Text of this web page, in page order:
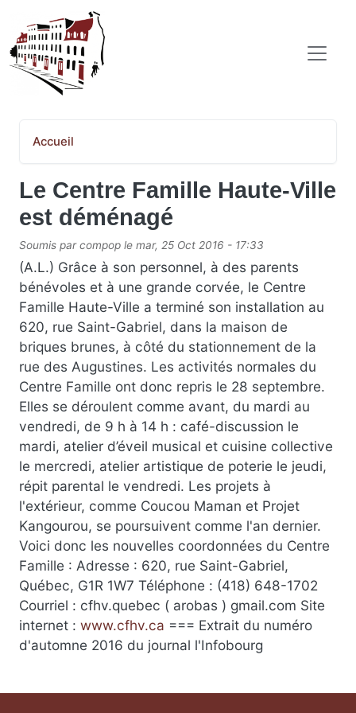
Aller au contenu principal
COMITÉ POPULAIRE SAINT-JEAN-BAPTISTE
Accueil
Le Centre Famille Haute-Ville
est déménagé
Soumis parcompop le mar, 25 Oct 2016 - 17:33
(A.L.) Grâce à son personnel, à des parents
bénévoles et à une grande corvée, le Centre
Famille Haute-Ville a terminé son installation au
620, rue Saint-Gabriel, dans la maison de
briques brunes, à côté du stationnement de la
rue des Augustines. Les activités normales du
Centre Famille ont donc repris le 28 septembre.
Elles se déroulent comme avant, du mardi au
vendredi, de 9 h à 14 h : café-discussion le
mardi, atelier d’éveil musical et cuisine collective
le mercredi, atelier artistique de poterie le jeudi,
répit parental le vendredi. Les projets à
l'extérieur, comme Coucou Maman et Projet
Kangourou, se poursuivent comme l'an dernier.
Voici donc les nouvelles coordonnées du Centre
Famille : Adresse : 620, rue Saint-Gabriel,
Québec, G1R 1W7 Téléphone : (418) 648-1702
Courriel : cfhv.quebec ( arobas ) gmail.com Site
internet : www.cfhv.ca === Extrait du numéro
d'automne 2016 du journal l'Infobourg